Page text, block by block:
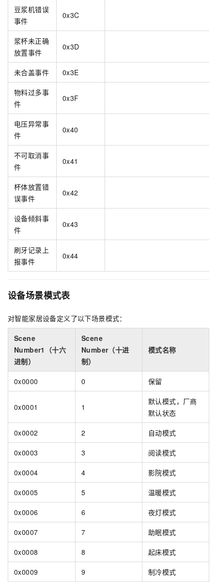
豆浆机错误
事件
0x3C
浆杯未正确
放置事件
0x3D
未合盖事件 0x3E
物料过多事
件
0x3F
电压异常事
件
0x40
不可取消事
件
0x41
杯体放置错
误事件
0x42
设备倾斜事
件
0x43
刷牙记录上
报事件
0x44
设备场景模式表
对智能家居设备定义了以下场景模式：
Scene
Number1（十六
进制）
Scene
Number（十进
制）
模式名称
0x0000 0 保留
0x0001 1
默认模式，厂商
默认状态
0x0002 2 自动模式
0x0003 3 阅读模式
0x0004 4 影院模式
0x0005 5 温暖模式
0x0006 6 夜灯模式
0x0007 7 助眠模式
0x0008 8 起床模式
0x0009 9 制冷模式